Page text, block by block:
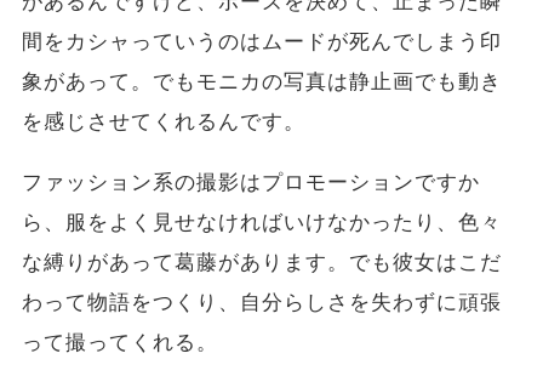
間をカシャっていうのはムードが死んでしまう印
象があって。でもモニカの写真は静止画でも動き
を感じさせてくれるんです。
ファッション系の撮影はプロモーションですか
ら、服をよく見せなければいけなかったり、色々
な縛りがあって葛藤があります。でも彼女はこだ
わって物語をつくり、自分らしさを失わずに頑張
って撮ってくれる。